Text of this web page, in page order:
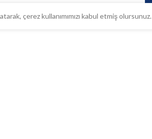
çerez kullanımımızı kabul etmiş olursunuz.